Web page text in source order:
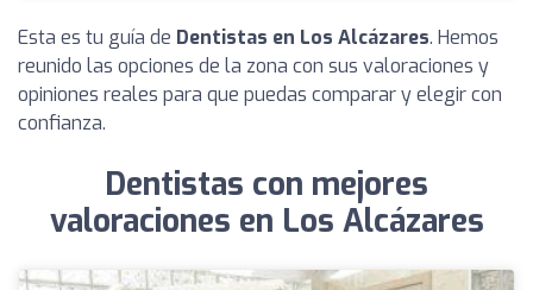
Esta es tu guía de Dentistas en Los Alcázares. Hemos
reunido las opciones de la zona con sus valoraciones y
opiniones reales para que puedas comparar y elegir con
confianza.
Dentistas con mejores
valoraciones en Los Alcázares